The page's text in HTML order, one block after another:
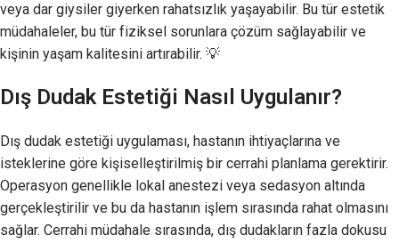
veya dar giysiler giyerken rahatsızlık yaşayabilir. Bu tür estetik
müdahaleler, bu tür fiziksel sorunlara çözüm sağlayabilir ve
kişinin yaşam kalitesini artırabilir. 💡
Dış Dudak Estetiği Nasıl Uygulanır?
Dış dudak estetiği uygulaması, hastanın ihtiyaçlarına ve
isteklerine göre kişiselleştirilmiş bir cerrahi planlama gerektirir.
Operasyon genellikle lokal anestezi veya sedasyon altında
gerçekleştirilir ve bu da hastanın işlem sırasında rahat olmasını
sağlar. Cerrahi müdahale sırasında, dış dudakların fazla dokusu